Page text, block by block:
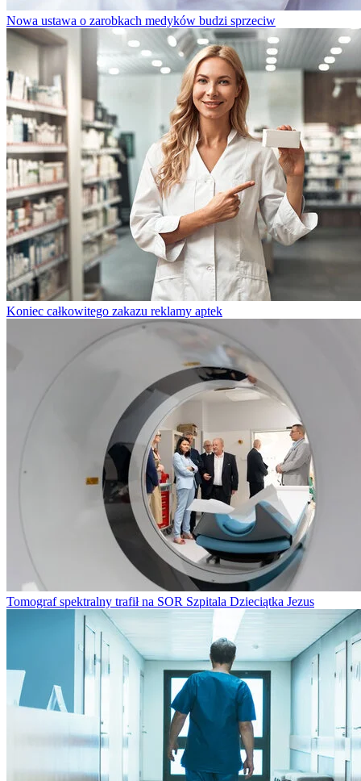
Nowa ustawa o zarobkach medyków budzi sprzeciw
Koniec całkowitego zakazu reklamy aptek
Tomograf spektralny trafił na SOR Szpitala Dzieciątka Jezus